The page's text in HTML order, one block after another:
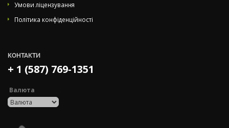
Умови ліцензування
Політика конфіденційності
КОНТАКТИ
+ 1 (587) 769-1351
Валюта